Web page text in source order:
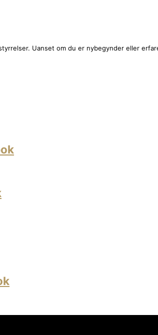
Uanset om du er nybegynder eller